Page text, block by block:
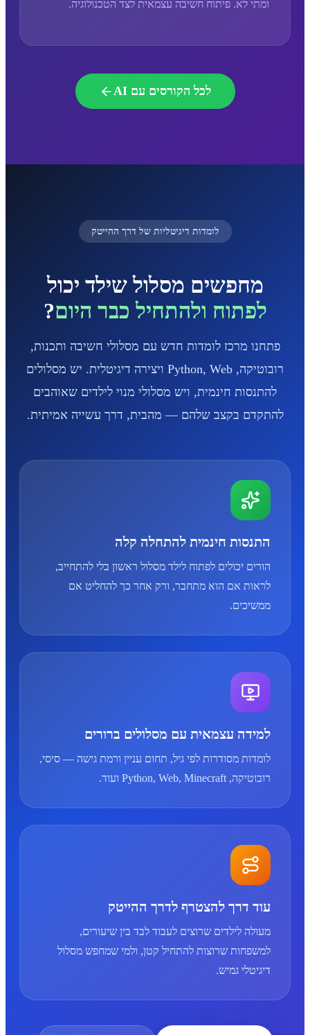
ומתי לא. פיתוח חשיבה עצמאית לצד הטכנולוגיה.
לכל הקורסים עם AI
לומדות דיגיטליות של דרך ההייטק
מחפשים מסלול שילד יכול
לפתוח ולהתחיל כבר היום?
פתחנו מרכז לומדות חדש עם מסלולי חשיבה ותכנות,
רובוטיקה, Python, Web ויצירה דיגיטלית. יש מסלולים
להתנסות חינמית, ויש מסלולי מנוי לילדים שאוהבים
להתקדם בקצב שלהם — מהבית, דרך עשייה אמיתית.
התנסות חינמית להתחלה קלה
הורים יכולים לפתוח לילד מסלול ראשון בלי להתחייב,
לראות אם הוא מתחבר, ורק אחר כך להחליט אם
ממשיכים.
למידה עצמאית עם מסלולים ברורים
לומדות מסודרות לפי גיל, תחום עניין ורמת גישה — סיסי,
רובוטיקה, Python, Web, Minecraft ועוד.
עוד דרך להצטרף לדרך ההייטק
מעולה לילדים שרוצים לעבוד לבד בין שיעורים,
למשפחות שרוצות להתחיל קטן, ולמי שמחפש מסלול
דיגיטלי גמיש.